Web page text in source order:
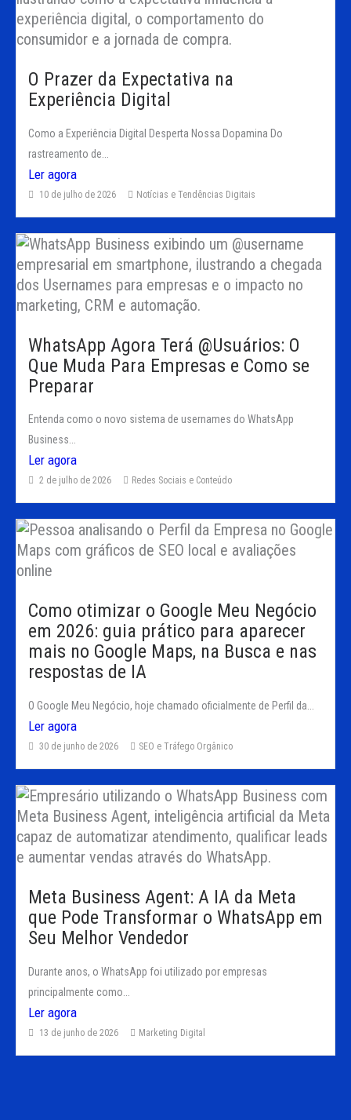
O Prazer da Expectativa na
Experiência Digital
Como a Experiência Digital Desperta Nossa Dopamina Do
rastreamento de...
Ler agora
10 de julho de 2026 Notícias e Tendências Digitais
WhatsApp Agora Terá @Usuários: O
Que Muda Para Empresas e Como se
Preparar
Entenda como o novo sistema de usernames do WhatsApp
Business...
Ler agora
2 de julho de 2026 Redes Sociais e Conteúdo
Como otimizar o Google Meu Negócio
em 2026: guia prático para aparecer
mais no Google Maps, na Busca e nas
respostas de IA
O Google Meu Negócio, hoje chamado oficialmente de Perfil da...
Ler agora
30 de junho de 2026 SEO e Tráfego Orgânico
Meta Business Agent: A IA da Meta
que Pode Transformar o WhatsApp em
Seu Melhor Vendedor
Durante anos, o WhatsApp foi utilizado por empresas
principalmente como...
Ler agora
13 de junho de 2026 Marketing Digital